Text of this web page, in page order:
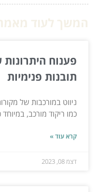
המשך לעוד
פענוח
תובנות פנימיות
ניווט במורכבות של
כמו ריקוד מורכב,
קרא עוד »
דצמ 08, 2023